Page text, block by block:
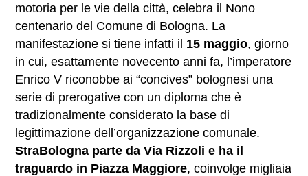
motoria per le vie della città, celebra il Nono
centenario del Comune di Bologna. La
manifestazione si tiene infatti il 15 maggio, giorno
in cui, esattamente novecento anni fa, l’imperatore
Enrico V riconobbe ai “concives” bolognesi una
serie di prerogative con un diploma che è
tradizionalmente considerato la base di
legittimazione dell’organizzazione comunale.
StraBologna parte da Via Rizzoli e ha il
traguardo in Piazza Maggiore, coinvolge migliaia